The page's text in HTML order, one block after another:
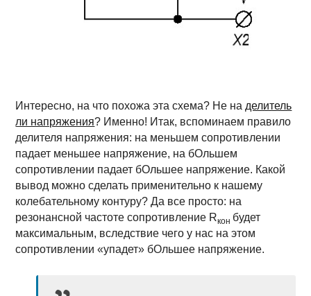
Интересно, на что похожа эта схема? Не наделитель
ли напряжения? Именно! Итак, вспоминаем правило
делителя напряжения: на меньшем сопротивлении
падает меньшее напряжение, на бОльшем
сопротивлении падает бОльшее напряжение. Какой
вывод можно сделать применительно к нашему
колебательному контуру? Да все просто: на
резонансной частоте сопротивление Rкон будет
максимальным, вследствие чего у нас на этом
сопротивлении «упадет» бОльшее напряжение.